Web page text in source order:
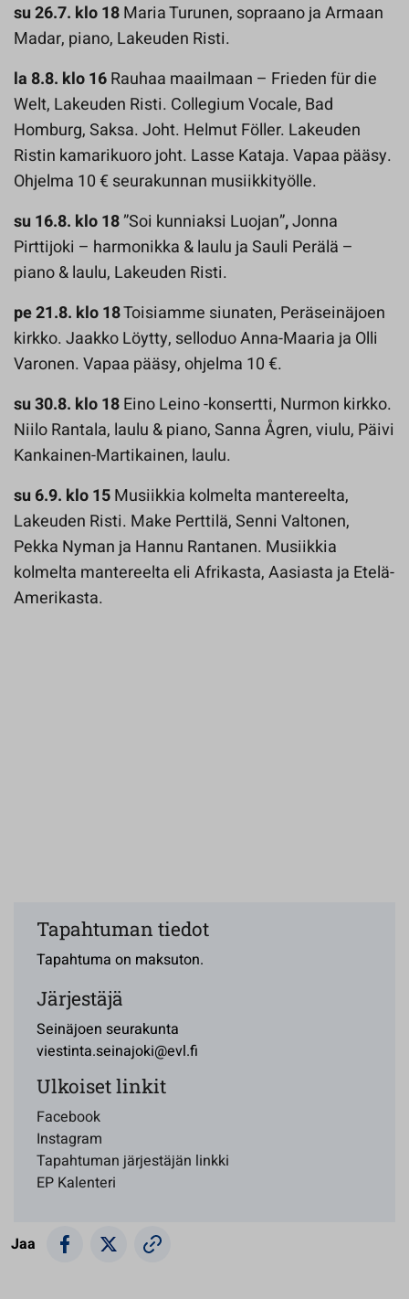
su 26.7. klo 18Maria Turunen, sopraano ja Armaan
Madar, piano, Lakeuden Risti.
la 8.8. klo 16Rauhaa maailmaan – Frieden für die
Welt, Lakeuden Risti. Collegium Vocale, Bad
Homburg, Saksa. Joht. Helmut Föller. Lakeuden
Ristin kamarikuoro joht. Lasse Kataja. Vapaa pääsy.
Ohjelma 10 € seurakunnan musiikkityölle.
su 16.8. klo 18”Soi kunniaksi Luojan”,Jonna
Pirttijoki – harmonikka & laulu ja Sauli Perälä –
piano & laulu, Lakeuden Risti.
pe 21.8. klo 18Toisiamme siunaten, Peräseinäjoen
kirkko. Jaakko Löytty, selloduo Anna-Maaria ja Olli
Varonen. Vapaa pääsy, ohjelma 10 €.
su 30.8. klo 18Eino Leino -konsertti, Nurmon kirkko.
Niilo Rantala, laulu & piano, Sanna Ågren, viulu, Päivi
Kankainen-Martikainen, laulu.
su 6.9. klo 15Musiikkia kolmelta mantereelta,
Lakeuden Risti. Make Perttilä, Senni Valtonen,
Pekka Nyman ja Hannu Rantanen. Musiikkia
kolmelta mantereelta eli Afrikasta, Aasiasta ja Etelä-
Amerikasta.
Tapahtuman tiedot
Tapahtuma on maksuton.
Järjestäjä
Seinäjoen seurakunta
viestinta.seinajoki@evl.fi
Ulkoiset linkit
Facebook
Instagram
Tapahtuman järjestäjän linkki
EP Kalenteri
Jaa